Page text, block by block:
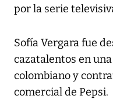
por la serie
Sofía Vergara fue
cazatalentos en
colombiano y
comercial de Pepsi.